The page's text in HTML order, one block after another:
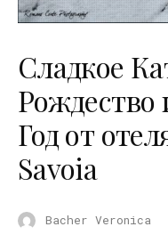
Сладкое
Год от
Savoia
Bacher Veronica